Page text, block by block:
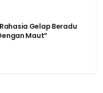
Gelap Beradu
Maut”